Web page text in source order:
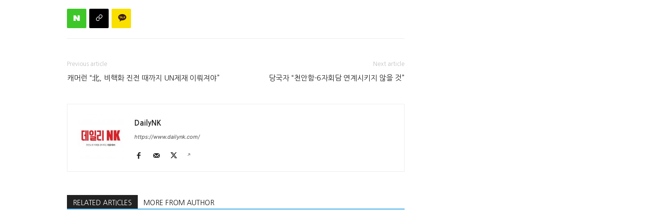
Previous article
캐머런 “北, 비핵화 진전 때까지 UN제재 이뤄져야”
Next article
당국자 “천안함-6자회담 연계시키지 않을 것”
DailyNK
https://www.dailynk.com/
RELATED ARTICLES MORE FROM AUTHOR